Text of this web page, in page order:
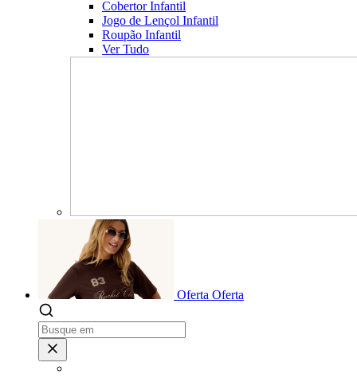
Cobertor Infantil
Jogo de Lençol Infantil
Roupão Infantil
Ver Tudo
Oferta Oferta